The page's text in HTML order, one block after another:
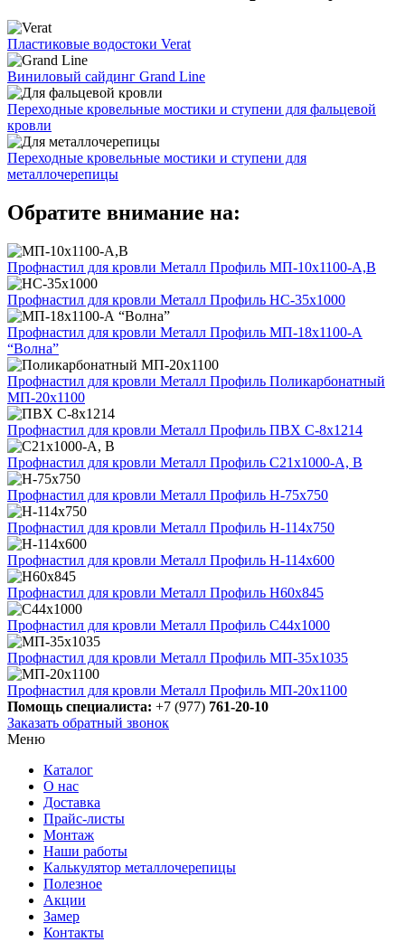
Пластиковые водостоки Verat
Виниловый сайдинг Grand Line
Переходные кровельные мостики и ступени для фальцевой
кровли
Переходные кровельные мостики и ступени для
металлочерепицы
Обратите внимание на:
Профнастил для кровли Металл Профиль МП-10x1100-А,В
Профнастил для кровли Металл Профиль НС-35х1000
Профнастил для кровли Металл Профиль МП-18х1100-А
“Волна”
Профнастил для кровли Металл Профиль Поликарбонатный
МП-20х1100
Профнастил для кровли Металл Профиль ПВХ С-8х1214
Профнастил для кровли Металл Профиль С21х1000-А, В
Профнастил для кровли Металл Профиль H-75х750
Профнастил для кровли Металл Профиль Н-114х750
Профнастил для кровли Металл Профиль Н-114х600
Профнастил для кровли Металл Профиль Н60х845
Профнастил для кровли Металл Профиль С44х1000
Профнастил для кровли Металл Профиль МП-35х1035
Профнастил для кровли Металл Профиль МП-20х1100
Помощь специалиста: +7 (977) 761-20-10
Заказать обратный звонок
Меню
Каталог
О нас
Доставка
Прайс-листы
Монтаж
Наши работы
Калькулятор металлочерепицы
Полезное
Акции
Замер
Контакты